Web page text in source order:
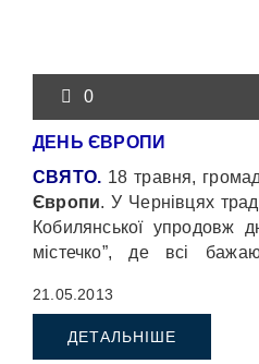
0
ДЕНЬ ЄВРОПИ
СВЯТО. 18 травня,
Європи. У Чернівцях
Кобилянської упродовж
містечко”, де всі
різних країн Європи.
21.05.2013
ДЕТАЛЬНІШЕ